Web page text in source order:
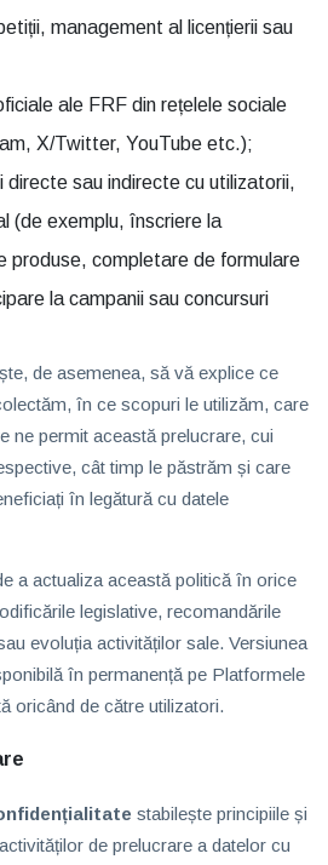
management al licențierii sau
ale FRF din rețelele sociale
X/Twitter, YouTube etc.);
directe sau indirecte cu utilizatorii,
(de exemplu, înscriere la
produse, completare de formulare
la campanii sau concursuri
de asemenea, să vă explice ce
în ce scopuri le utilizăm, care
ne permit această prelucrare, cui
cât timp le păstrăm și care
în legătură cu datele
a actualiza această politică în orice
legislative, recomandările
evoluția activităților sale. Versiunea
în permanență pe Platformele
oricând de către utilizatori.
stabilește principiile și
de prelucrare a datelor cu